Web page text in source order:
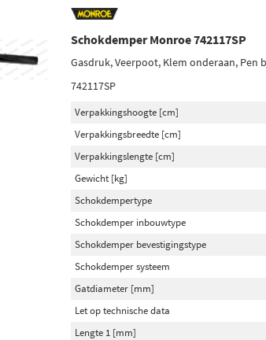
Schokdemper Monroe 742117SP
Gasdruk, Veerpoot, Klem onderaan, Pen
742117SP
Verpakkingshoogte [cm]
Verpakkingsbreedte [cm]
Verpakkingslengte [cm]
Gewicht [kg]
Schokdempertype
Schokdemper inbouwtype
Schokdemper bevestigingstype
Schokdemper systeem
Gatdiameter [mm]
Let op technische data
Lengte 1 [mm]